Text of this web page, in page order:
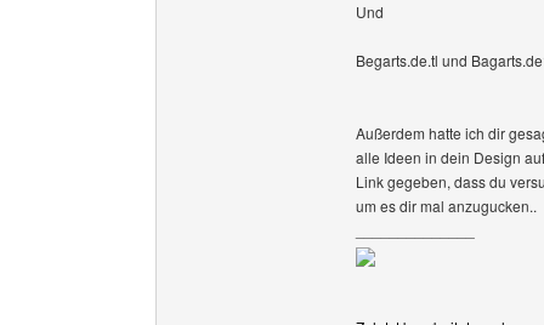
Und
Begarts.de.tl und
Außerdem hatte ich dir
alle Ideen in dein Design
Link gegeben, dass du
um es dir mal anzugucken..